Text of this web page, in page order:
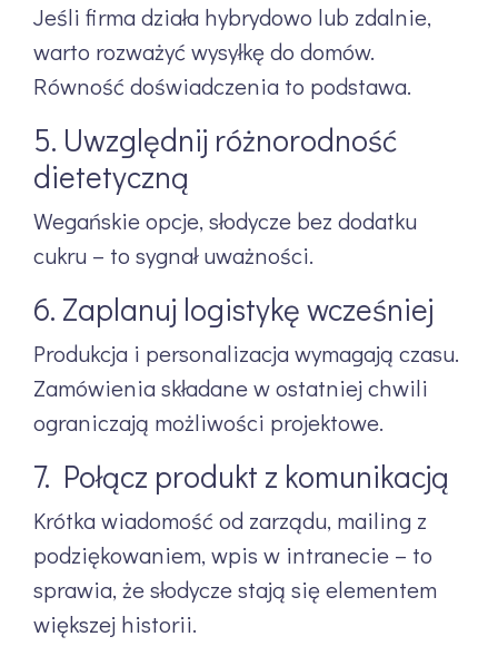
Jeśli firma działa hybrydowo lub zdalnie,
warto rozważyć wysyłkę do domów.
Równość doświadczenia to podstawa.
5. Uwzględnij różnorodność
dietetyczną
Wegańskie opcje, słodycze bez dodatku
cukru – to sygnał uważności.
6. Zaplanuj logistykę wcześniej
Produkcja i personalizacja wymagają czasu.
Zamówienia składane w ostatniej chwili
ograniczają możliwości projektowe.
7. Połącz produkt z komunikacją
Krótka wiadomość od zarządu, mailing z
podziękowaniem, wpis w intranecie – to
sprawia, że słodycze stają się elementem
większej historii.